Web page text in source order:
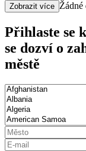
Zobrazit více Žádné
Přihlaste se
se dozví o
městě